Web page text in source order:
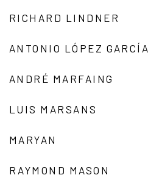
RICHARD LINDNER
ANTONIO LÓPEZ GARCÍA
ANDRÉ MARFAING
LUIS MARSANS
MARYAN
RAYMOND MASON